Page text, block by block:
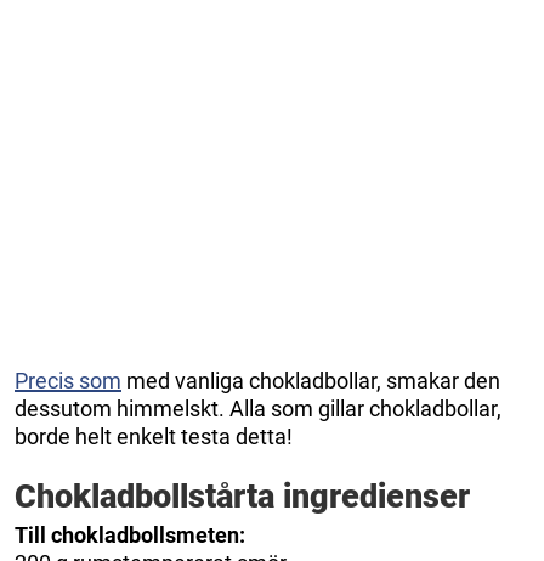
Precis som med vanliga chokladbollar, smakar den
dessutom himmelskt. Alla som gillar chokladbollar,
borde helt enkelt testa detta!
Chokladbollstårta ingredienser
Till chokladbollsmeten: